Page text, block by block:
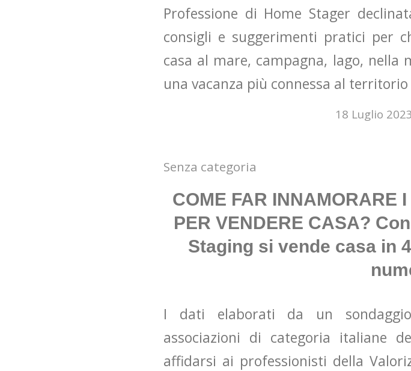
Professione di Home Stager
consigli e suggerimenti pratici per
casa al mare, campagna, lago,
una vacanza più connessa al
18 Luglio 2023
Senza categoria
COME FAR INNAMORARE
PER VENDERE CASA?
Staging si vende casa in
I dati elaborati da un
associazioni di categoria italiane
affidarsi ai professionisti della